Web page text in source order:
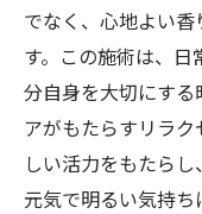
でなく、心地よい
す。この施術は、
分自身を大切にす
アがもたらすリラ
しい活力をもたら
元気で明るい気持ち